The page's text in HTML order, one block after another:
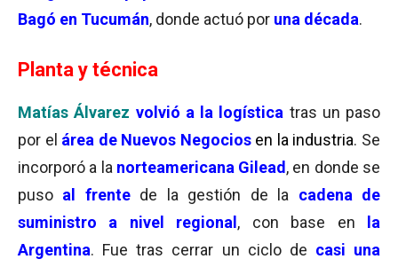
Bagó en Tucumán, donde actuó por una década.
Planta y técnica
Matías Álvarez volvió a la logística tras un paso
por el área de Nuevos Negociosen la industria. Se
incorporó a la norteamericana Gilead , en donde se
puso al frente de la gestión de la cadena de
suministro a nivel regional , con base en
la
Argentina. Fue tras cerrar un ciclo de casi una